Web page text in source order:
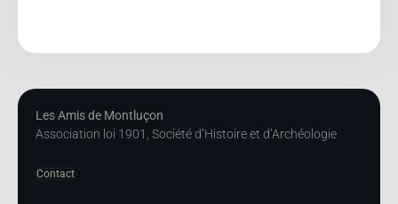
Les Amis de Montluçon
Association loi 1901, Société d’Histoire et d’Archéologie
Contact